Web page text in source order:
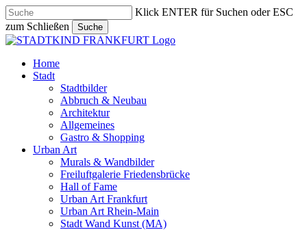
Skip
to
main
content
Klick ENTER für Suchen oder ESC
zum Schließen
Suche
Close
search
Menu
Home
Stadt
Stadtbilder
Abbruch & Neubau
Architektur
Allgemeines
Gastro & Shopping
Urban Art
Murals & Wandbilder
Freiluftgalerie Friedensbrücke
Hall of Fame
Urban Art Frankfurt
Urban Art Rhein-Main
Stadt Wand Kunst (MA)